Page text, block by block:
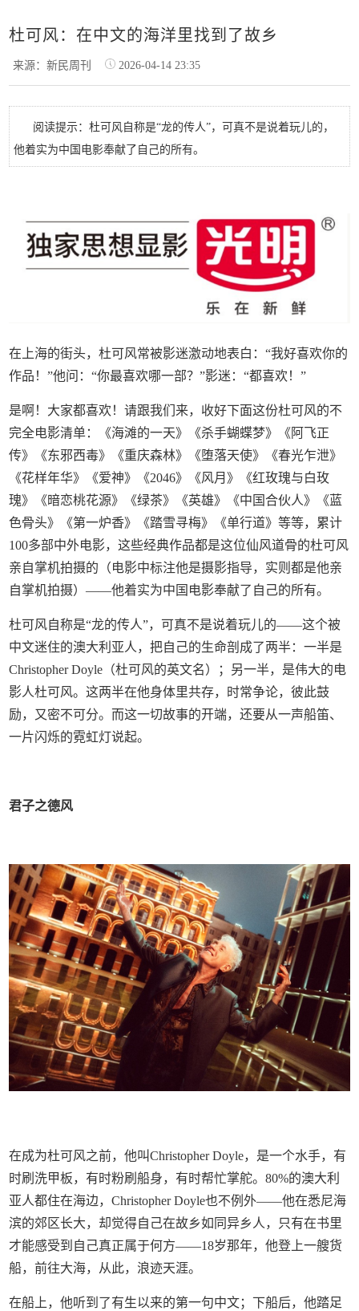
杜可风：在中文的海洋里找到了故乡
来源：新民周刊 2026-04-14 23:35
阅读提示：杜可风自称是“龙的传人”，可真不是说着玩儿的，
他着实为中国电影奉献了自己的所有。
在上海的街头，杜可风常被影迷激动地表白：“我好喜欢你的
作品！”他问：“你最喜欢哪一部？”影迷：“都喜欢！”
是啊！大家都喜欢！请跟我们来，收好下面这份杜可风的不
完全电影清单：《海滩的一天》《杀手蝴蝶梦》《阿飞正
传》《东邪西毒》《重庆森林》《堕落天使》《春光乍泄》
《花样年华》《爱神》《2046》《风月》《红玫瑰与白玫
瑰》《暗恋桃花源》《绿茶》《英雄》《中国合伙人》《蓝
色骨头》《第一炉香》《踏雪寻梅》《单行道》等等，累计
100多部中外电影，这些经典作品都是这位仙风道骨的杜可风
亲自掌机拍摄的（电影中标注他是摄影指导，实则都是他亲
自掌机拍摄）——他着实为中国电影奉献了自己的所有。
杜可风自称是“龙的传人”，可真不是说着玩儿的——这个被
中文迷住的澳大利亚人，把自己的生命剖成了两半：一半是
Christopher Doyle（杜可风的英文名）；另一半，是伟大的电
影人杜可风。这两半在他身体里共存，时常争论，彼此鼓
励，又密不可分。而这一切故事的开端，还要从一声船笛、
一片闪烁的霓虹灯说起。
君子之德风
在成为杜可风之前，他叫Christopher Doyle，是一个水手，有
时刷洗甲板，有时粉刷船身，有时帮忙掌舵。80%的澳大利
亚人都住在海边，Christopher Doyle也不例外——他在悉尼海
滨的郊区长大，却觉得自己在故乡如同异乡人，只有在书里
才能感受到自己真正属于何方——18岁那年，他登上一艘货
船，前往大海，从此，浪迹天涯。
在船上，他听到了有生以来的第一句中文；下船后，他踏足